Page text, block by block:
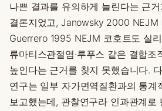
나쁜 결과를 유의하게 늘린다는 근
결론지었고, Janowsky 2000 NEJM
Guerrero 1995 NEJM 코호트도 실
류마티스관절염·루푸스 같은 결합조
높인다는 근거를 찾지 못했습니다.
연구는 일부 자가면역질환과의 통계
보고했는데, 관찰연구라 인과관계로